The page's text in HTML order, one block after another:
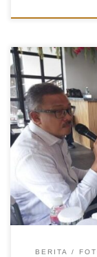
Batam,
Jefridin Hamid,
menguasai tradisi
Batam,
berpantun,”
dan Puan Kota
(13/5/2024). Ia
sebagai wajahnya
terkait Batam
“Harus bangga
sedang maju dan
Dinas
BERITA